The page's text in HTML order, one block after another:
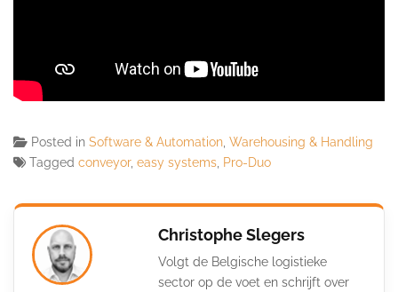
Posted in Software & Automation Warehousing & Handling
Tagged conveyor, easy systems Pro-Duo
Christophe Slegers
Volgt de Belgische logistieke
sector op de voet en schrijft over